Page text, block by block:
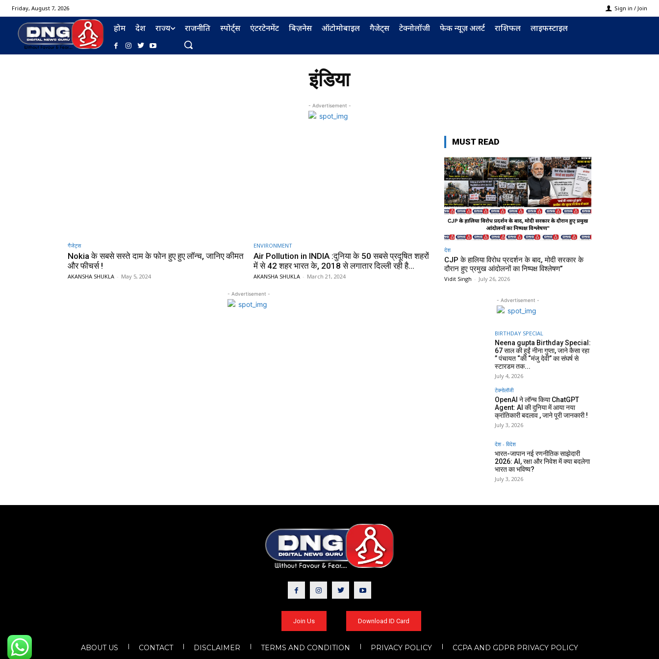
Friday, August 7, 2026 Sign in / Join
होम देश राज्य राजनीति स्पोर्ट्स एंटरटेनमेंट बिज़नेस ऑटोमोबाइल गैजेट्स टेक्नोलॉजी फेक न्यूज़ अलर्ट राशिफल लाइफस्टाइल
इंडिया
- Advertisement -
गैजेट्स
Nokia के सबसे सस्ते दाम के फोन हुए हुए लॉन्च, जानिए कीमत
और फीचर्स !
AKANSHA SHUKLA - May 5, 2024
ENVIRONMENT
Air Pollution in INDIA :दुनिया के 50 सबसे प्रदूषित शहरों
में से 42 शहर भारत के, 2018 से लगातार दिल्ली रही है...
AKANSHA SHUKLA - March 21, 2024
- Advertisement -
MUST READ
देश
CJP के हालिया विरोध प्रदर्शन के बाद, मोदी सरकार के
दौरान हुए प्रमुख आंदोलनों का निष्पक्ष विश्लेषण”
Vidit Singh - July 26, 2026
- Advertisement -
BIRTHDAY SPECIAL
Neena gupta Birthday Special:
67 साल की हुईं नीना गुप्ता, जाने कैसा रहा
” पंचायत “की “मंजु देवी” का संघर्ष से
स्टारडम तक...
July 4, 2026
टेक्नोलॉजी
OpenAI ने लॉन्च किया ChatGPT
Agent: AI की दुनिया में आया नया
क्रांतिकारी बदलाव , जाने पूरी जानकारी !
July 3, 2026
देश - विदेश
भारत-जापान नई रणनीतिक साझेदारी
2026: AI, रक्षा और निवेश में क्या बदलेगा
भारत का भविष्य?
July 3, 2026
Join Us Download ID Card
ABOUT US CONTACT DISCLAIMER TERMS AND CONDITION PRIVACY POLICY CCPA AND GDPR PRIVACY POLICY